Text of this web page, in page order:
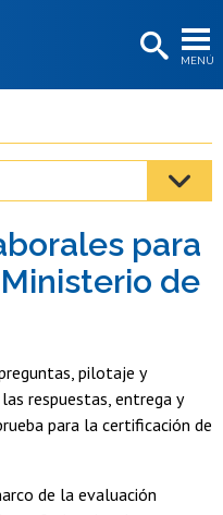
MENÚ
os
os
os
para
de
pilotaje y
respuestas, entrega y
para la certificación de
de la evaluación